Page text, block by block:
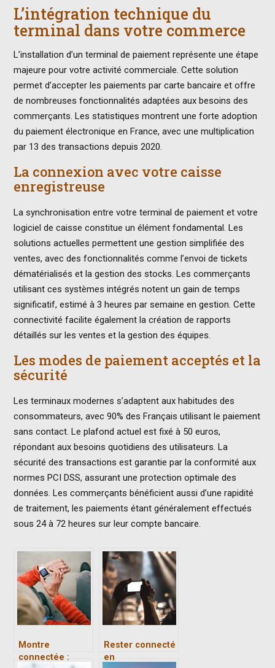
L’intégration technique du
terminal dans votre commerce
L’installation d’un terminal de paiement représente une étape
majeure pour votre activité commerciale. Cette solution
permet d’accepter les paiements par carte bancaire et offre
de nombreuses fonctionnalités adaptées aux besoins des
commerçants. Les statistiques montrent une forte adoption
du paiement électronique en France, avec une multiplication
par 13 des transactions depuis 2020.
La connexion avec votre caisse
enregistreuse
La synchronisation entre votre terminal de paiement et votre
logiciel de caisse constitue un élément fondamental. Les
solutions actuelles permettent une gestion simplifiée des
ventes, avec des fonctionnalités comme l’envoi de tickets
dématérialisés et la gestion des stocks. Les commerçants
utilisant ces systèmes intégrés notent un gain de temps
significatif, estimé à 3 heures par semaine en gestion. Cette
connectivité facilite également la création de rapports
détaillés sur les ventes et la gestion des équipes.
Les modes de paiement acceptés et la
sécurité
Les terminaux modernes s’adaptent aux habitudes des
consommateurs, avec 90% des Français utilisant le paiement
sans contact. Le plafond actuel est fixé à 50 euros,
répondant aux besoins quotidiens des utilisateurs. La
sécurité des transactions est garantie par la conformité aux
normes PCI DSS, assurant une protection optimale des
données. Les commerçants bénéficient aussi d’une rapidité
de traitement, les paiements étant généralement effectués
sous 24 à 72 heures sur leur compte bancaire.
Montre
connectée :
Rester connecté
en